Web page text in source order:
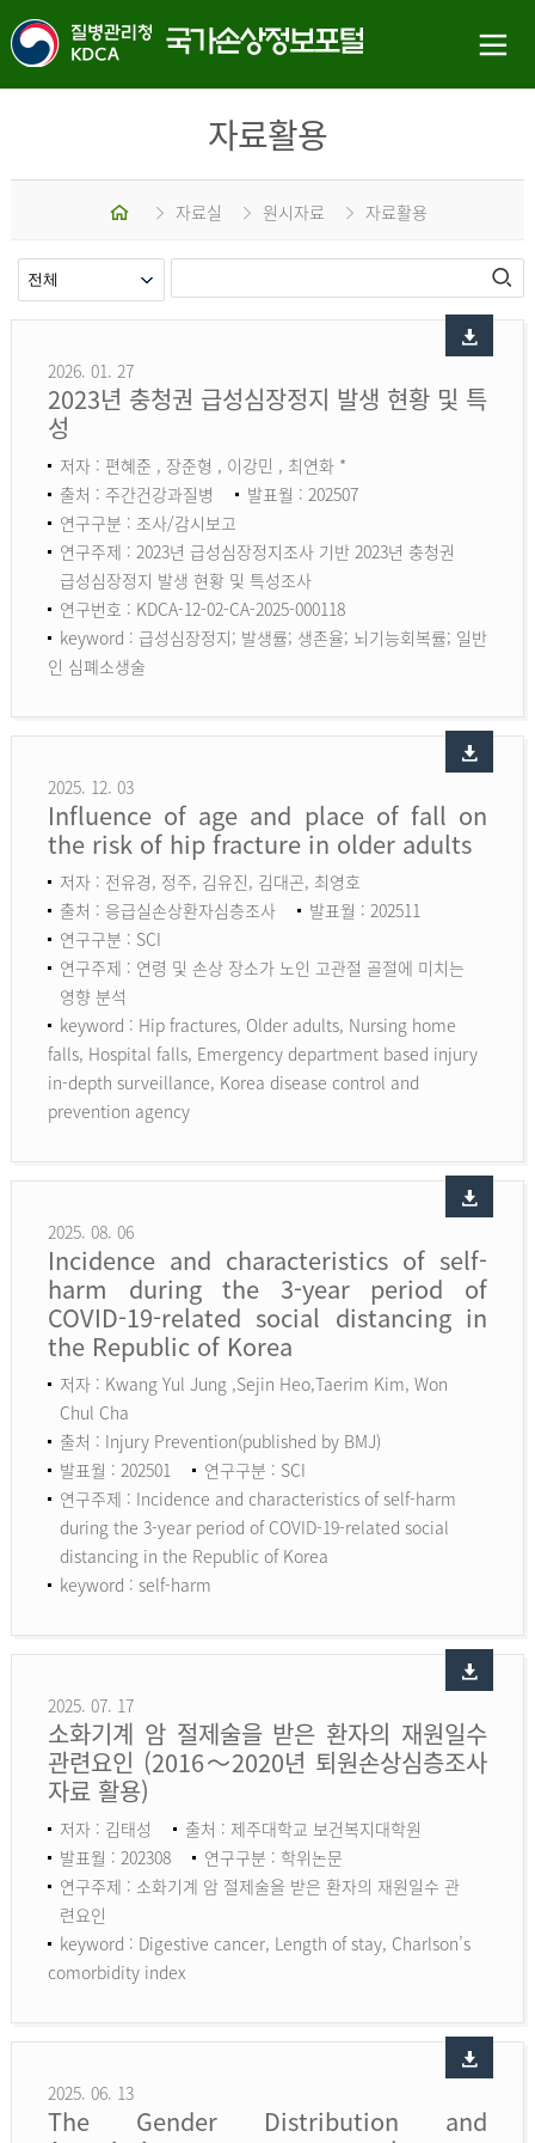
자료활용
홈 자료실 원시자료 자료활용
2026. 01. 27
2023년 충청권 급성심장정지 발생 현황 및 특
성
저자 : 편혜준 , 장준형 , 이강민 , 최연화 *
출처 : 주간건강과질병
발표월 : 202507
연구구분 : 조사/감시보고
연구주제 : 2023년 급성심장정지조사 기반 2023년 충청권
급성심장정지 발생 현황 및 특성조사
연구번호 : KDCA-12-02-CA-2025-000118
keyword : 급성심장정지; 발생률; 생존율; 뇌기능회복률; 일반
인 심폐소생술
2025. 12. 03
Influence of age and place of fall on
the risk of hip fracture in older adults
저자 : 전유경, 정주, 김유진, 김대곤, 최영호
출처 : 응급실손상환자심층조사
발표월 : 202511
연구구분 : SCI
연구주제 : 연령 및 손상 장소가 노인 고관절 골절에 미치는
영향 분석
keyword : Hip fractures, Older adults, Nursing home
falls, Hospital falls, Emergency department based injury
in-depth surveillance, Korea disease control and
prevention agency
2025. 08. 06
Incidence and characteristics of self-
harm during the 3-year period of
COVID-19-related social distancing in
the Republic of Korea
저자 : Kwang Yul Jung ,Sejin Heo,Taerim Kim, Won
Chul Cha
출처 : Injury Prevention(published by BMJ)
발표월 : 202501
연구구분 : SCI
연구주제 : Incidence and characteristics of self-harm
during the 3-year period of COVID-19-related social
distancing in the Republic of Korea
keyword : self-harm
2025. 07. 17
소화기계 암 절제술을 받은 환자의 재원일수
관련요인 (2016～2020년 퇴원손상심층조사
자료 활용)
저자 : 김태성
출처 : 제주대학교 보건복지대학원
발표월 : 202308
연구구분 : 학위논문
연구주제 : 소화기계 암 절제술을 받은 환자의 재원일수 관
련요인
keyword : Digestive cancer, Length of stay, Charlson’s
comorbidity index
2025. 06. 13
The Gender Distribution and